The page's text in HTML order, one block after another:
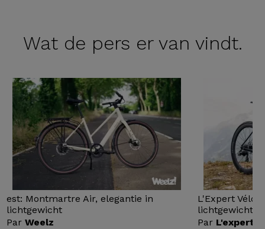
Wat de pers er van vindt.
est: Montmartre Air, elegantie in
lichtgewicht
ParWeelz
L'Expert Vélo
lichtgewicht...
Par L'expert